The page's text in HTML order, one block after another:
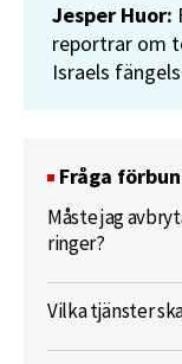
Jesper Huor:
reportrar om
Israels
Fråga
Måste jag
ringer?
Vilka tjänster